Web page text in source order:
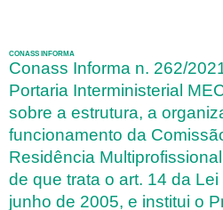
CONASS INFORMA
Conass Informa n. 262/
Portaria Interministerial
sobre a estrutura, a
funcionamento da
Residência
de que trata o art. 14 da
junho de 2005, e institui o